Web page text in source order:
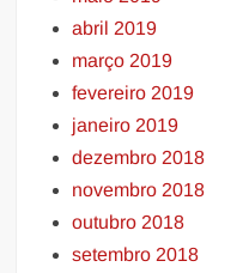
abril 2019
março 2019
fevereiro 2019
janeiro 2019
dezembro 2018
novembro 2018
outubro 2018
setembro 2018